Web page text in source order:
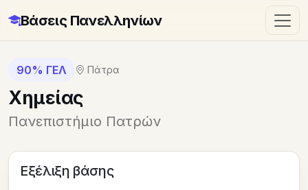
Βάσεις Πανελληνίων
90% ΓΕΛ Πάτρα
Χημείας
Πανεπιστήμιο Πατρών
Εξέλιξη βάσης